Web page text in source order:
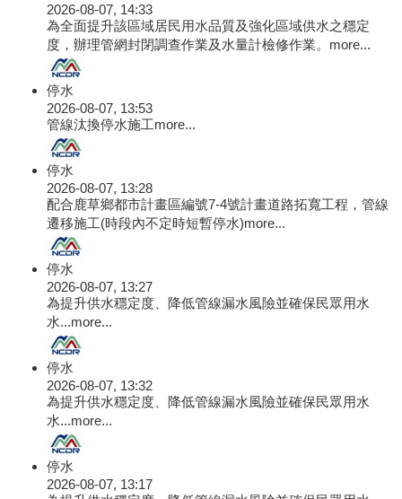
2026-08-07, 14:33
為全面提升該區域居民用水品質及強化區域供水之穩定
度，辦理管網封閉調查作業及水量計檢修作業。 more...
停水
2026-08-07, 13:53
管線汰換停水施工more...
停水
2026-08-07, 13:28
配合鹿草鄉都市計畫區編號7-4號計畫道路拓寬工程，管線
遷移施工(時段內不定時短暫停水)more...
停水
2026-08-07, 13:27
為提升供水穩定度、降低管線漏水風險並確保民眾用水
水...more...
停水
2026-08-07, 13:32
為提升供水穩定度、降低管線漏水風險並確保民眾用水
水...more...
停水
2026-08-07, 13:17